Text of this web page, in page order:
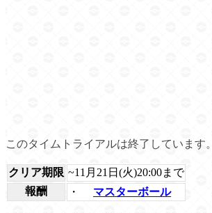
このタイムトライアルは終了しています。
クリア期限 ~11月21日(火)20:00まで
報酬
・ マスターボール